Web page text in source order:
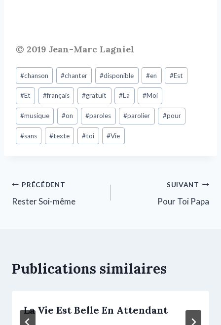
© 2019 Jean-Marc Lagniel
#chanson #chanter #disponible #en #Est
#Et #français #gratuit #La #Moi
#musique #on #paroles #parolier #pour
#sans #texte #toi #Vie
PRÉCÉDENT
Rester Soi-même
SUIVANT
Pour Toi Papa
Publications similaires
La Vie Est Belle En Attendant